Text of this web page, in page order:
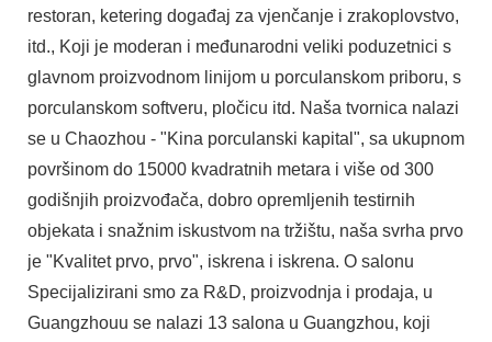
restoran, ketering događaj za vjenčanje i zrakoplovstvo,
itd., Koji je moderan i međunarodni veliki poduzetnici s
glavnom proizvodnom linijom u porculanskom priboru, s
porculanskom softveru, pločicu itd. Naša tvornica nalazi
se u Chaozhou - "Kina porculanski kapital", sa ukupnom
površinom do 15000 kvadratnih metara i više od 300
godišnjih proizvođača, dobro opremljenih testirnih
objekata i snažnim iskustvom na tržištu, naša svrha prvo
je "Kvalitet prvo, prvo", iskrena i iskrena. O salonu
Specijalizirani smo za R&D, proizvodnja i prodaja, u
Guangzhouu se nalazi 13 salona u Guangzhou, koji